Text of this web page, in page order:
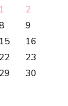
1
2
9
15
16
22
23
29
30